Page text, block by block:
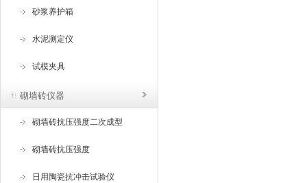
砂浆养护箱
水泥测定仪
试模夹具
砌墙砖仪器
砌墙砖抗压强度二次成型
砌墙砖抗压强度
日用陶瓷抗冲击试验仪